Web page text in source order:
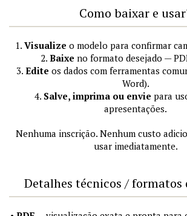
Como baixar e
1. Visualize o modelo para confirmar
2. Baixe no formato desejado —
3. Edite os dados com ferramentas
Word).
4. Salve, imprima ou envie para
apresentações.
Nenhuma inscrição. Nenhum custo
usar imediatamente.
Detalhes técnicos / formatos